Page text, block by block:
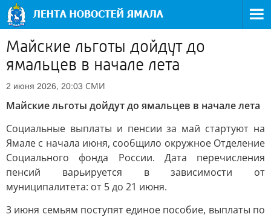
Майские льготы дойдут до
ямальцев в начале лета
2 июня 2026, 20:03 СМИ
Майские льготы дойдут до ямальцев в начале лета
Социальные выплаты и пенсии за май стартуют на
Ямале с начала июня, сообщило окружное Отделение
Социального фонда России. Дата перечисления
пенсий варьируется в зависимости от
муниципалитета: от 5 до 21 июня.
3 июня семьям поступят единое пособие, выплаты по